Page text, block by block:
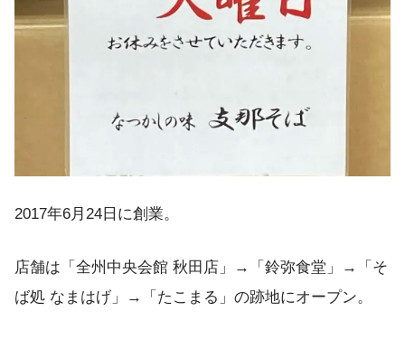
2017年6月24日に創業。
店舗は「全州中央会館 秋田店」→「鈴弥食堂」→「そ
ば処 なまはげ」→「たこまる」の跡地にオープン。